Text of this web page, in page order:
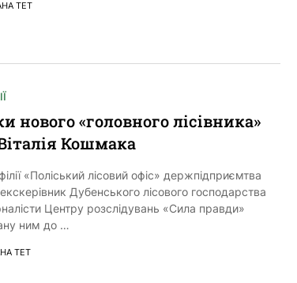
ТЕТ
нового «головного лісівника»
Кошмака
«Поліський лісовий офіс» держпідприємтва
Дубенського лісового господарства
Центру розслідувань «Сила правди»
ним до …
ТЕТ